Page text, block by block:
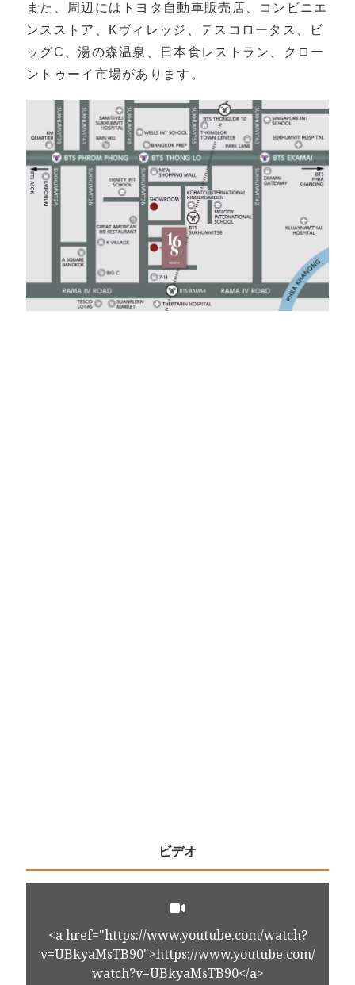
また、周辺にはトヨタ自動車販売店、コンビニエ
ンスストア、Kヴィレッジ、テスコロータス、ビ
ッグC、湯の森温泉、日本食レストラン、クロー
ントゥーイ市場があります。
ビデオ
<a href="https://www.youtube.com/watch?
v=UBkyaMsTB90">https://www.youtube.com/
watch?v=UBkyaMsTB90</a>